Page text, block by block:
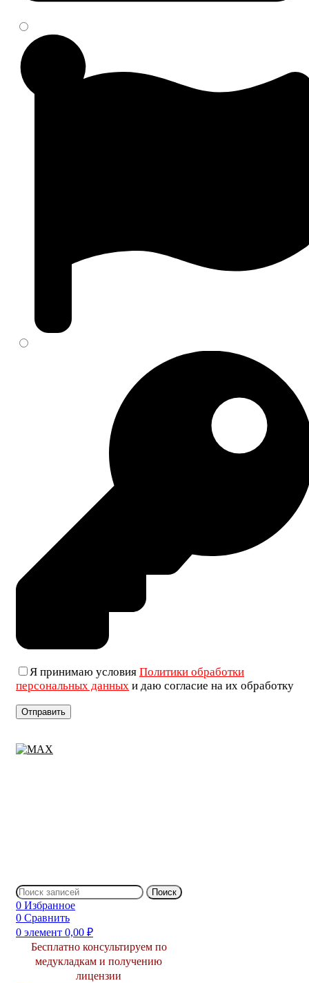
Я принимаю условия Политики обработки
персональных данных и даю согласие на их обработку
Поиск
0 Избранное
0 Сравнить
0 элемент 0,00 ₽
Бесплатно консультируем по
медукладкам и получению
лицензии